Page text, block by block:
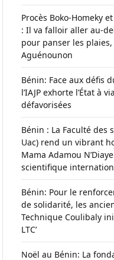
Procès Boko-Homeky
: Il va falloir aller au-
pour panser les
Aguénounon
Bénin: Face aux défis
l’IAJP exhorte l’État à
défavorisées
Bénin : La Faculté des
Uac) rend un vibrant
Mama Adamou
scientifique
Bénin: Pour le
de solidarité, les
Technique Coulibaly
LTC’
Noël au Bénin: La